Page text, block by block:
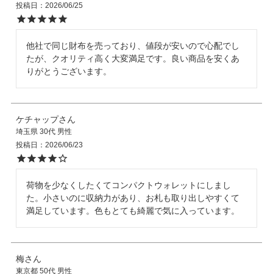
投稿日
2026/06/25
他社で同じ財布を売っており、値段が安いので心配でし
たが、クオリティ高く大変満足です。良い商品を安くあ
りがとうございます。
ケチャップ
埼玉県 30代 男性
投稿日
2026/06/23
荷物を少なくしたくてコンパクトウォレットにしまし
た。小さいのに収納力があり、お札も取り出しやすくて
満足しています。色もとても綺麗で気に入っています。
梅
東京都 50代 男性